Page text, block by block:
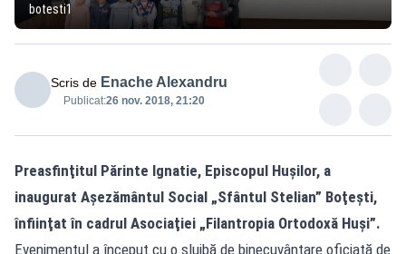
botesti1
Scris de Enache Alexandru
Publicat:26 nov. 2018, 21:20
Preasfinţitul Părinte Ignatie, Episcopul Huşilor, a
inaugurat Aşezământul Social „Sfântul Stelian” Boţeşti,
înfiinţat în cadrul Asociaţiei „Filantropia Ortodoxă Huşi”.
Evenimentul a început cu o slujbă de binecuvântare oficiată de